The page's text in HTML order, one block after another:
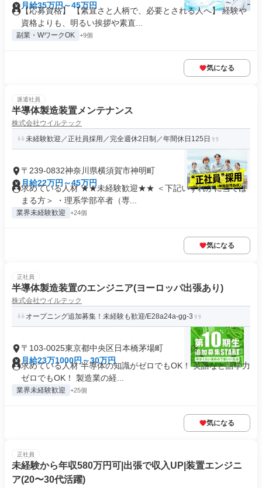
月給35万円～45万円
【応募資格】 【素直さと人柄で、必要とされる人へ】 経験や
資格よりも、明るい挨拶や素直...
副業・WワークOK +9個
気になる
派遣社員
半導体製造装置メンテナンス
株式会社ウイルテック
未経験歓迎／正社員採用／完全週休2日制／年間休日125日
〒239-0832神奈川県横須賀市神明町
月給22万円～45万円
求めている人材 ★★未経験歓迎★★ ＜下記いずれかに当ては
まる方＞ ・理系学部卒者（専...
業界未経験歓迎 +24個
気になる
正社員
半導体製造装置のエンジニア(ヨーロッパ出張あり)
株式会社ウイルテック
オープニング追加募集！未経験も歓迎/E28a24a-gg-3
〒103-0025東京都中央区日本橋茅場町
月給23万1000円～30万円
求めている人材 半導体の知識がゼロでもOK！ 英語など語学力
ゼロでもOK！ 製造業の経...
業界未経験歓迎 +25個
気になる
正社員
未経験から年収580万円可|出張で収入UP|装置エンジニ
ア(20〜30代活躍)